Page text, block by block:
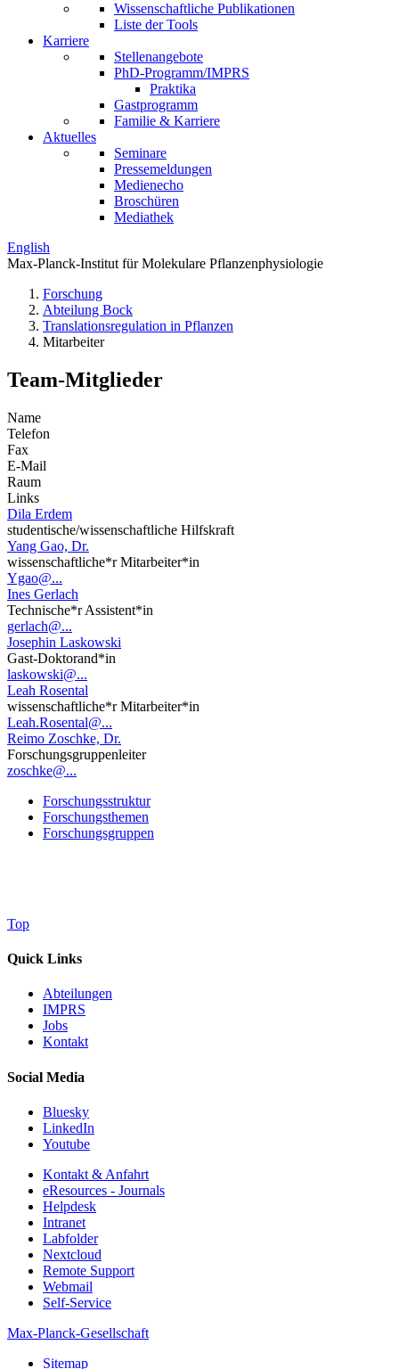
Wissenschaftliche Publikationen
Liste der Tools
Karriere
Stellenangebote
PhD-Programm/IMPRS
Praktika
Gastprogramm
Familie & Karriere
Aktuelles
Seminare
Pressemeldungen
Medienecho
Broschüren
Mediathek
English
Max-Planck-Institut für Molekulare Pflanzenphysiologie
Forschung
Abteilung Bock
Translations­regulation in Pflanzen
Mitarbeiter
Team-Mitglieder
Name
Telefon
Fax
E-Mail
Raum
Links
Dila Erdem
studentische/wissenschaftliche Hilfskraft
Yang Gao, Dr.
wissenschaftliche*r Mitarbeiter*in
Ygao@...
Ines Gerlach
Technische*r Assistent*in
gerlach@...
Josephin Laskowski
Gast-Doktorand*in
laskowski@...
Leah Rosental
wissenschaftliche*r Mitarbeiter*in
Leah.Rosental@...
Reimo Zoschke, Dr.
Forschungsgruppenleiter
zoschke@...
Forschungsstruktur
Forschungsthemen
Forschungsgruppen
Top
Quick Links
Abteilungen
IMPRS
Jobs
Kontakt
Social Media
Bluesky
LinkedIn
Youtube
Kontakt & Anfahrt
eResources - Journals
Helpdesk
Intranet
Labfolder
Nextcloud
Remote Support
Webmail
Self-Service
Max-Planck-Gesellschaft
Sitemap